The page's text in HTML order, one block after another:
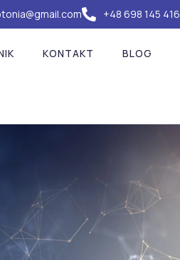
+48 698 145 416
KONTAKT BLOG